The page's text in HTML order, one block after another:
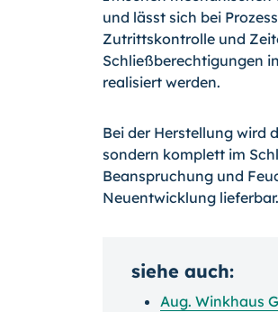
und lässt sich bei
Zutrittskontrolle und
Schließberechtigungen
realisiert werden.
Bei der Herstellung wird
sondern komplett im
Beanspruchung und
Neuentwicklung lieferbar.
siehe auch:
Aug. Winkhaus